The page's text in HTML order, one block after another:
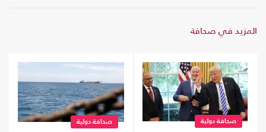
المزيد في صحافة
صحافة دولية صحافة دولية